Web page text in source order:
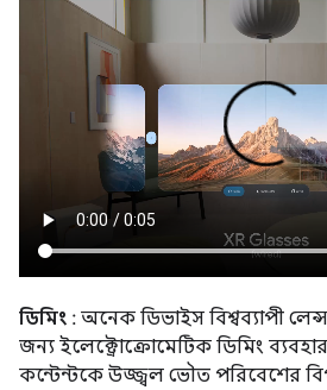
ডিমিং : অনেক ডিভাইস বিশ্বব্যাপী
জন্য ইলেক্ট্রোক্রোমেটিক ডিমিং
কন্টেন্টকে উজ্জ্বল ভৌত পরিবেশের